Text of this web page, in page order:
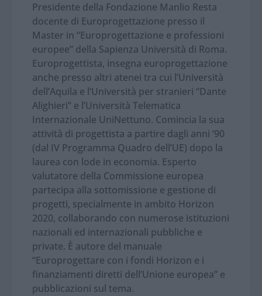
Presidente della Fondazione Manlio Resta
docente di Europrogettazione presso il
Master in “Europrogettazione e professioni
europee” della Sapienza Università di Roma.
Europrogettista, insegna europrogettazione
anche presso altri atenei tra cui l’Università
dell’Aquila e l’Università per stranieri “Dante
Alighieri” e l’Università Telematica
Internazionale UniNettuno. Comincia la sua
attività di progettista a partire dagli anni ’90
(dal IV Programma Quadro dell’UE) dopo la
laurea con lode in economia. Esperto
valutatore della Commissione europea
partecipa alla sottomissione e gestione di
progetti, specialmente in ambito Horizon
2020, collaborando con numerose istituzioni
nazionali ed internazionali pubbliche e
private. È autore del manuale
“Europrogettare con i fondi Horizon e i
finanziamenti diretti dell’Unione europea” e
pubblicazioni sul tema.